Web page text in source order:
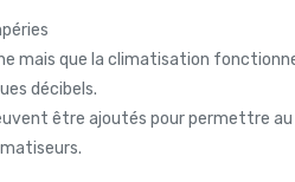
mais que la climatisation
décibels.
être ajoutés pour permettre